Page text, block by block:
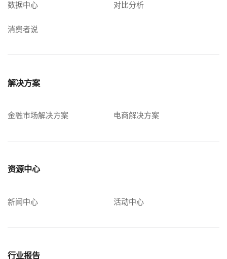
数据中心 对比分析
消费者说
解决方案
金融市场解决方案 电商解决方案
资源中心
新闻中心 活动中心
行业报告